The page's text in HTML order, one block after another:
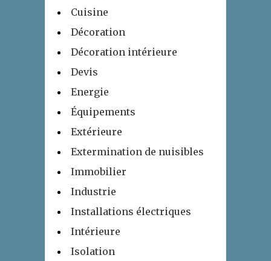
Cuisine
Décoration
Décoration intérieure
Devis
Energie
Équipements
Extérieure
Extermination de nuisibles
Immobilier
Industrie
Installations électriques
Intérieure
Isolation